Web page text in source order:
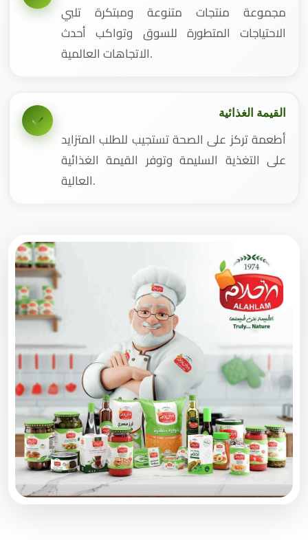
مجموعة منتجات متنوعة ومبتكرة تلبي
الاحتياجات المتطورة للسوق وتواكب أحدث
الاتجاهات العالمية.
القيمة الغذائية
أطعمة تركز على الصحة تستجيب للطلب المتزايد
على التغذية السليمة وتوفر القيمة الغذائية
العالية.